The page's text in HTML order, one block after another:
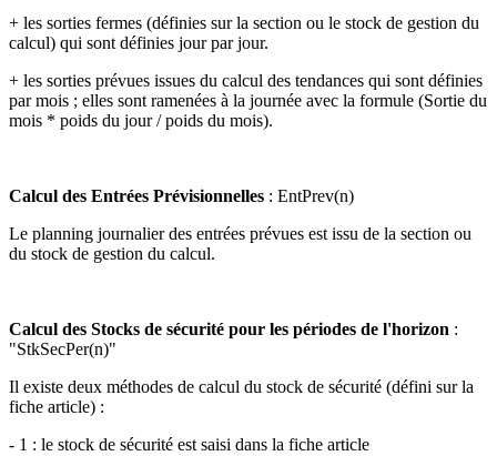
+ les sorties fermes (définies sur la section ou le stock de gestion du
calcul) qui sont définies jour par jour.
+ les sorties prévues issues du calcul des tendances qui sont définies
par mois ; elles sont ramenées à la journée avec la formule (Sortie du
mois * poids du jour / poids du mois).
Calcul des Entrées Prévisionnelles : EntPrev(n)
Le planning journalier des entrées prévues est issu de la section ou
du stock de gestion du calcul.
Calcul des Stocks de sécurité pour les périodes de l'horizon :
"StkSecPer(n)"
Il existe deux méthodes de calcul du stock de sécurité (défini sur la
fiche article) :
- 1 : le stock de sécurité est saisi dans la fiche article